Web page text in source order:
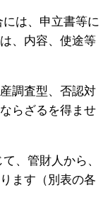
は、申立書等に
、内容、使途等
調査型、否認対
らざるを得ませ
、管財人から、
ます（別表の各